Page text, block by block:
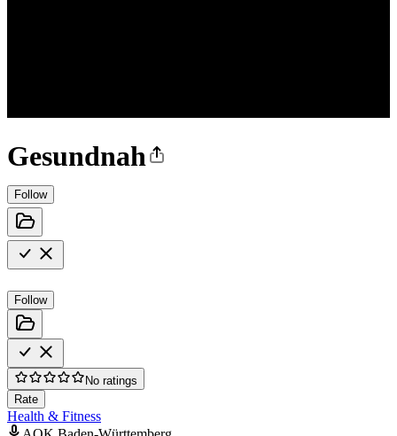
Gesundnah
Follow
Follow
No ratings
Rate
Health & Fitness